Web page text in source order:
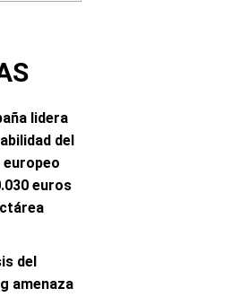
lidera
del
europeo
euros
del
amenaza